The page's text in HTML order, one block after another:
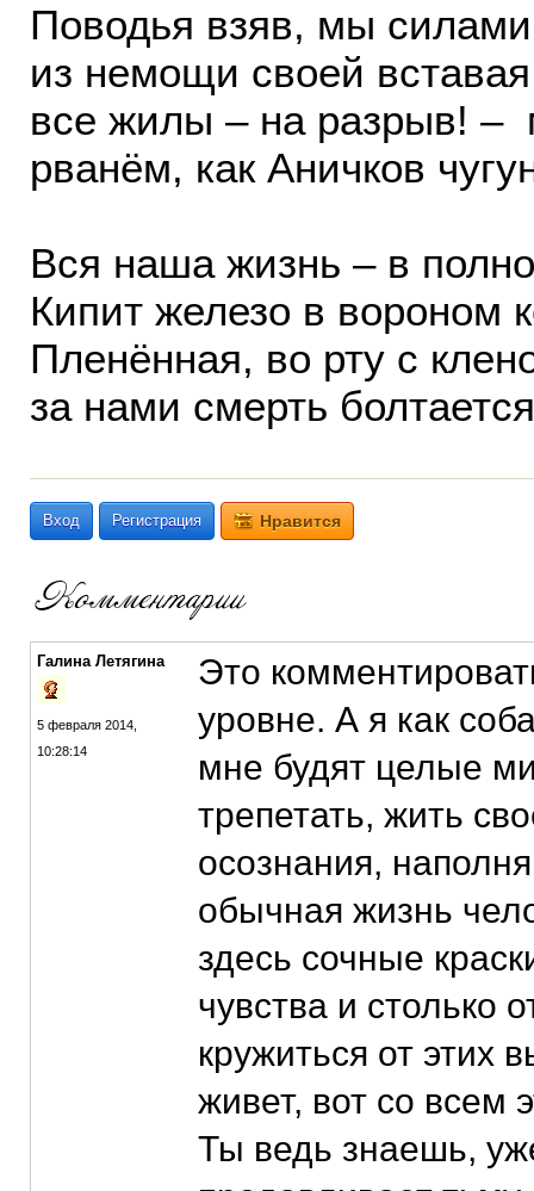
Поводья взяв, мы
из немощи своей
все жилы – на разрыв! –
рванём, как Аничков
Вся наша жизнь – в
Кипит железо в вороном
Пленённая, во рту с
за нами смерть
Вход Регистрация Нравится
Галина Летягина
5 февраля 2014,
10:28:14
Это
уровне. А я как
мне будят целые
трепетать, жить
осознания,
обычная жизнь
здесь сочные
чувства и столько
кружиться от этих
живет, вот со всем
Ты ведь знаешь,